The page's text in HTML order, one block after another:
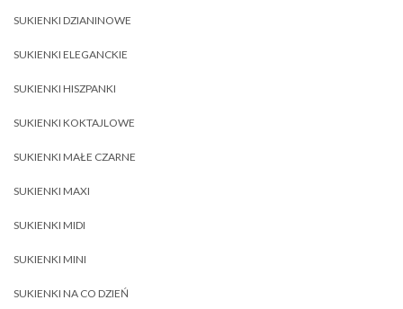
SUKIENKI DZIANINOWE
SUKIENKI ELEGANCKIE
SUKIENKI HISZPANKI
SUKIENKI KOKTAJLOWE
SUKIENKI MAŁE CZARNE
SUKIENKI MAXI
SUKIENKI MIDI
SUKIENKI MINI
SUKIENKI NA CO DZIEŃ